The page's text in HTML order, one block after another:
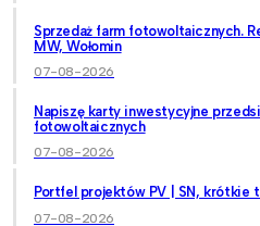
Sprzedaż farm fotowoltaicznych.
MW, Wołomin
07-08-2026
Napiszę karty inwestycyjne
fotowoltaicznych
07-08-2026
Portfel projektów PV | SN, krótkie
07-08-2026